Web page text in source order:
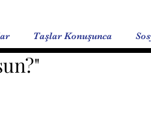
Taşlar Konuşunca